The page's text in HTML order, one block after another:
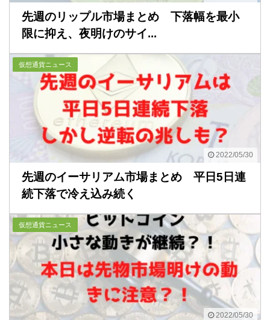
先週のリップル市場まとめ 下落幅を最小
限に抑え、夜明けのサイ...
2022/05/30
仮想通貨ニュース
先週のイーサリアム市場まとめ 平日5日連
続下落で冷え込み続く
2022/05/30
仮想通貨ニュース